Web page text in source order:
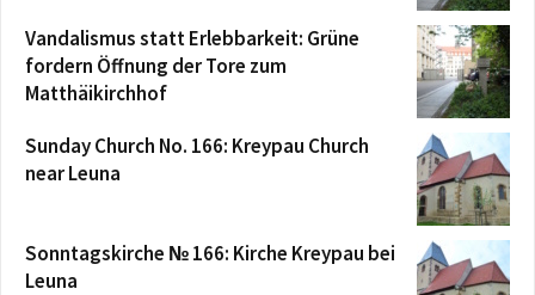
Vandalismus statt Erlebbarkeit: Grüne
fordern Öffnung der Tore zum
Matthäikirchhof
Sunday Church No. 166: Kreypau Church
near Leuna
Sonntagskirche № 166: Kirche Kreypau bei
Leuna